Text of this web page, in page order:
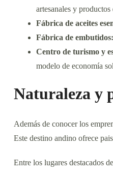
artesanales y
Fábrica de aceites
Fábrica de embutidos:
Centro de turismo y
modelo de economía
Naturaleza y
Además de conocer los
Este destino andino ofrece
Entre los lugares destacados